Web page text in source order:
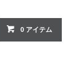
0 アイテム